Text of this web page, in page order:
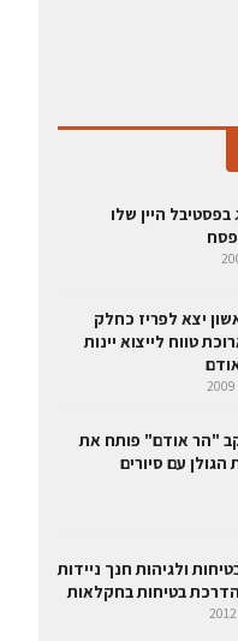
בפסטיבל היין שלו
יצא לפריז כחלק
טווח לייצוא יינות
"הר אודם" פותח את
הגולן עם סיורים
ולגיהות חנך ניידות
בטיחות בחקלאות